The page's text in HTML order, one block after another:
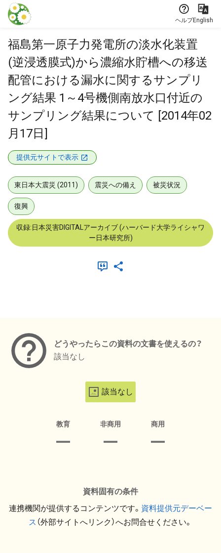
本文に飛ぶ
ヘルプEnglish
福島第一原子力発電所の淡水化装置
(逆浸透膜式)から濃縮水貯槽への移送
配管における漏水に関するサンプリ
ング結果 1～4号機側南放水口付近の
サンプリング結果について [2014年02
月17日]
提供元サイトで表示
東日本大震災 (2011) 震災への備え 被災状況
復興
収録:日本災害DIGITALアーカイブ (ハーバード大学ライシャワ
ー日本研究所)
どうやったらこの資料の文書を使えるの？
該当なし
該当なし
教育 非商用 商用
資料固有の条件
連携機関が提供するコンテンツです。 資料提供元デーベー
ス （外部サイトへリンク）へお問合せください。